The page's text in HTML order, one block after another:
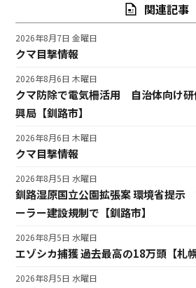
関連記事
クマ目撃情報
2026年8月7日 金曜日
クマ防除で電気柵活用 自治体向け
興局【釧路市】
2026年8月6日 木曜日
クマ目撃情報
2026年8月6日 木曜日
釧路湿原国立公園拡張案 環境省提示
ーラー建設規制で【釧路市】
2026年8月5日 水曜日
エゾシカ捕獲 過去最高の18万頭【札幌
2026年8月5日 水曜日
2026年8月5日 水曜日